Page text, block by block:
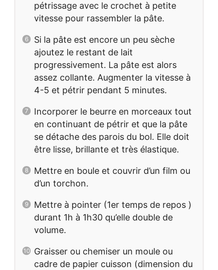
pétrissage avec le crochet à petite
vitesse pour rassembler la pâte.
Si la pâte est encore un peu sèche
ajoutez le restant de lait
progressivement. La pâte est alors
assez collante. Augmenter la vitesse à
4-5 et pétrir pendant 5 minutes.
Incorporer le beurre en morceaux tout
en continuant de pétrir et que la pâte
se détache des parois du bol. Elle doit
être lisse, brillante et très élastique.
Mettre en boule et couvrir d’un film ou
d’un torchon.
Mettre à pointer (1er temps de repos )
durant 1h à 1h30 qu’elle double de
volume.
Graisser ou chemiser un moule ou
cadre de papier cuisson (dimension du